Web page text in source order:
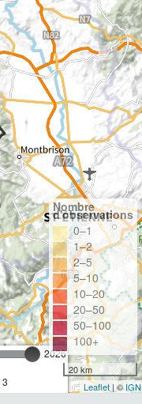
2026
Nombre
d'observations
0–1
1–2
2–5
5–10
10–20
20–50
50–100
100+
20 km
Leaflet| ©IGN